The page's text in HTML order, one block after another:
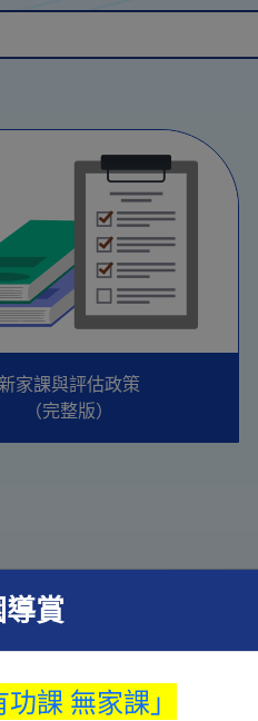
家課與評估政策
（完整版）
賞
功課 無家課」